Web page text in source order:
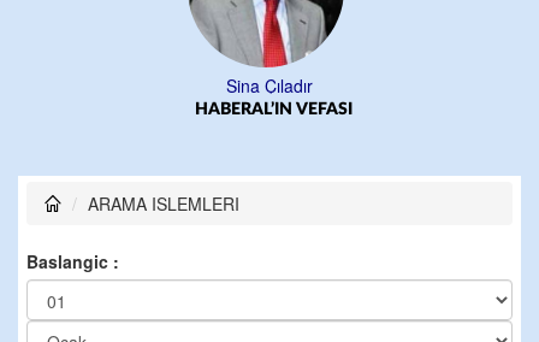
Sina Çıladır
HABERAL’IN VEFASI
ARAMA ISLEMLERI
Baslangic :